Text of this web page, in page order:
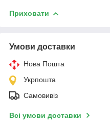
Приховати
Умови доставки
Нова Пошта
Укрпошта
Самовивіз
Всі умови доставки